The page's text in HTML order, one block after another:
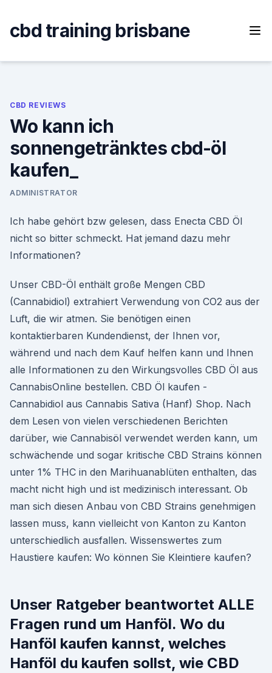
content
cbd training brisbane
CBD REVIEWS
Wo kann ich
sonnengetränktes cbd-öl
kaufen_
ADMINISTRATOR
Ich habe gehört bzw gelesen, dass Enecta CBD Öl
nicht so bitter schmeckt. Hat jemand dazu mehr
Informationen?
Unser CBD-Öl enthält große Mengen CBD
(Cannabidiol) extrahiert Verwendung von CO2 aus der
Luft, die wir atmen. Sie benötigen einen
kontaktierbaren Kundendienst, der Ihnen vor,
während und nach dem Kauf helfen kann und Ihnen
alle Informationen zu den Wirkungsvolles CBD Öl aus
CannabisOnline bestellen. CBD Öl kaufen -
Cannabidiol aus Cannabis Sativa (Hanf) Shop. Nach
dem Lesen von vielen verschiedenen Berichten
darüber, wie Cannabisöl verwendet werden kann, um
schwächende und sogar kritische CBD Strains können
unter 1% THC in den Marihuanablüten enthalten, das
macht nicht high und ist medizinisch interessant. Ob
man sich diesen Anbau von CBD Strains genehmigen
lassen muss, kann vielleicht von Kanton zu Kanton
unterschiedlich ausfallen. Wissenswertes zum
Haustiere kaufen: Wo können Sie Kleintiere kaufen?
Unser Ratgeber beantwortet ALLE
Fragen rund um Hanföl. Wo du
Hanföl kaufen kannst, welches
Hanföl du kaufen sollst, wie CBD